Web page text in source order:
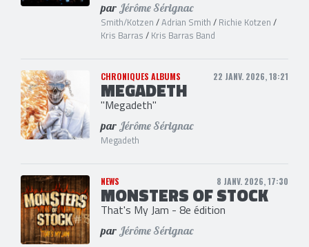
par Jérôme Sérignac
Smith/Kotzen /Adrian Smith / Richie Kotzen /
Kris Barras / Kris Barras Band
CHRONIQUES ALBUMS 22 JANV. 2026, 18:21
MEGADETH
"Megadeth"
par Jérôme Sérignac
Megadeth
NEWS 8 JANV. 2026, 17:30
MONSTERS OF STOCK
That's My Jam - 8e édition
par Jérôme Sérignac